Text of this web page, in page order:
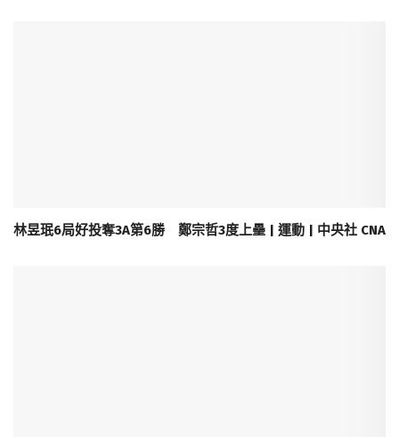
林昱珉6局好投奪3A第6勝 鄭宗哲3度上壘 | 運動 | 中央社 CNA